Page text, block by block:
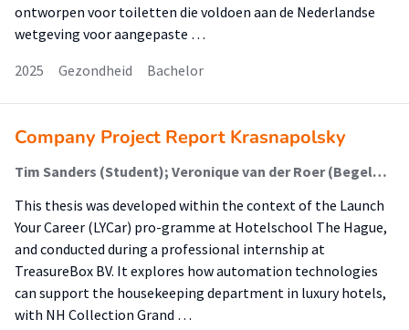
ontworpen voor toiletten die voldoen aan de Nederlandse
wetgeving voor aangepaste …
2025
Gezondheid Bachelor
Company Project Report Krasnapolsky
Tim Sanders (Student); Veronique van der Roer (Begeleider)
This thesis was developed within the context of the Launch
Your Career (LYCar) pro-gramme at Hotelschool The Hague,
and conducted during a professional internship at
TreasureBox BV. It explores how automation technologies
can support the housekeeping department in luxury hotels,
with NH Collection Grand …